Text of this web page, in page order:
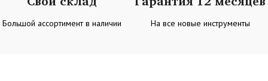
Большой ассортимент в наличии На все новые инструменты